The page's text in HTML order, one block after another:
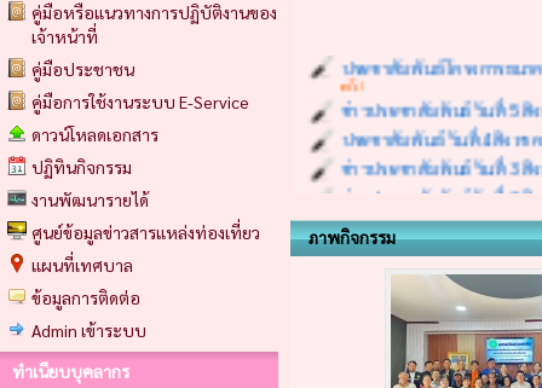
คู่มือหรือแนวทางการปฏิบัติงานของ
เจ้าหน้าที่
คู่มือประชาชน
คู่มือการใช้งานระบบ E-Service
ดาวน์โหลดเอกสาร
ปฏิทินกิจกรรม
งานพัฒนารายได้
ศูนย์ข้อมูลข่าวสารแหล่งท่องเที่ยว
แผนที่เทศบาล
ข้อมูลการติดต่อ
Admin เข้าระบบ
ทำเนียบบุคลากร
ครั้ง)
ข่าวประชาสัมพันธ์ วันที่ 5 สิ
ประชาสัมพันธ์ วันที่ 4 สิงหา
ข่าวประชาสัมพันธ์ วันที่ 3 สิ
ข่าวประชาสัมพันธ์ วันที่ 3 สิ
โครงการพัฒนาพื้นที่ชุมชน
เทศบาลตำบลเรณูนคร เข้า
(31 ก.ค. 69 | อ่าน 17 ครั้ง)
ประชาสัมพันธ์กองสาธารณ
สนับสนุนจากกองทุนหลักป
ประชาสัมพันธ์กองสาธารณ
สนับสนุนจากโครงการพระร
ข่าวประชาสัมพันธ์ วันที่ 31
ภาพกิจกรรม